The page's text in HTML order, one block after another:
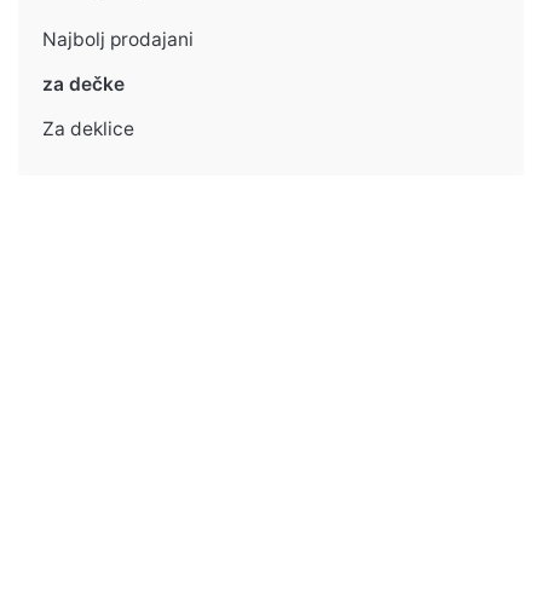
Najbolj prodajani
za dečke
Za deklice